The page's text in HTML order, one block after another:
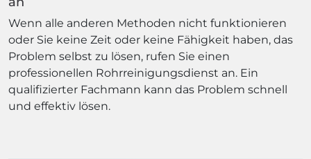
Wenn alle anderen Methoden nicht funktionieren
oder Sie keine Zeit oder keine Fähigkeit haben, das
Problem selbst zu lösen, rufen Sie einen
professionellen Rohrreinigungsdienst an. Ein
qualifizierter Fachmann kann das Problem schnell
und effektiv lösen.